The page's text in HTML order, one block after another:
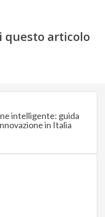
questo articolo
intelligente: guida
in Italia